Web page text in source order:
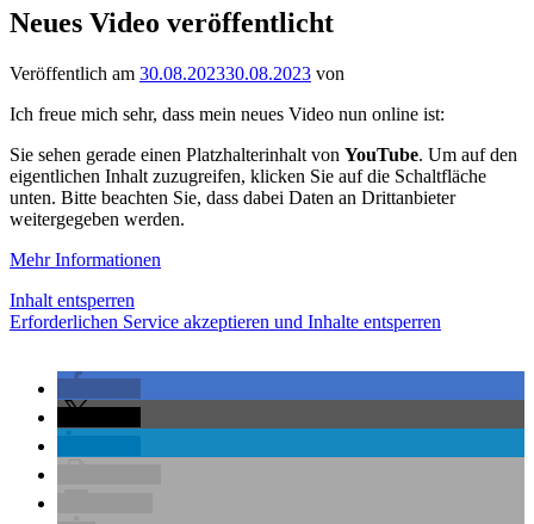
Neues Video veröffentlicht
Veröffentlich am 30.08.202330.08.2023 von
Ich freue mich sehr, dass mein neues Video nun online ist:
Sie sehen gerade einen Platzhalterinhalt von YouTube. Um auf den
eigentlichen Inhalt zuzugreifen, klicken Sie auf die Schaltfläche
unten. Bitte beachten Sie, dass dabei Daten an Drittanbieter
weitergegeben werden.
Mehr Informationen
Inhalt entsperren
Erforderlichen Service akzeptieren und Inhalte entsperren